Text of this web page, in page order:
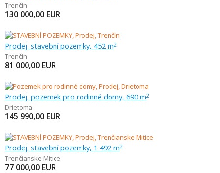
Trenčín
130 000,00 EUR
Prodej, stavební pozemky, 452 m2
Trenčín
81 000,00 EUR
Prodej, pozemek pro rodinné domy, 690 m2
Drietoma
145 990,00 EUR
Prodej, stavební pozemky, 1 492 m2
Trenčianske Mitice
77 000,00 EUR